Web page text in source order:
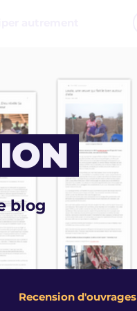
blog
Recension d'ouvrages